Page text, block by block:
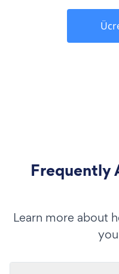
Frequently
Learn more about